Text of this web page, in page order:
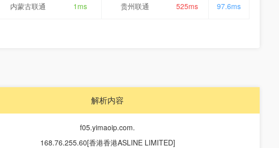
内蒙古联通 1ms 贵州联通 525ms 97.6ms
解析内容
f05.yimaoip.com.
168.76.255.60[香港香港ASLINE LIMITED]